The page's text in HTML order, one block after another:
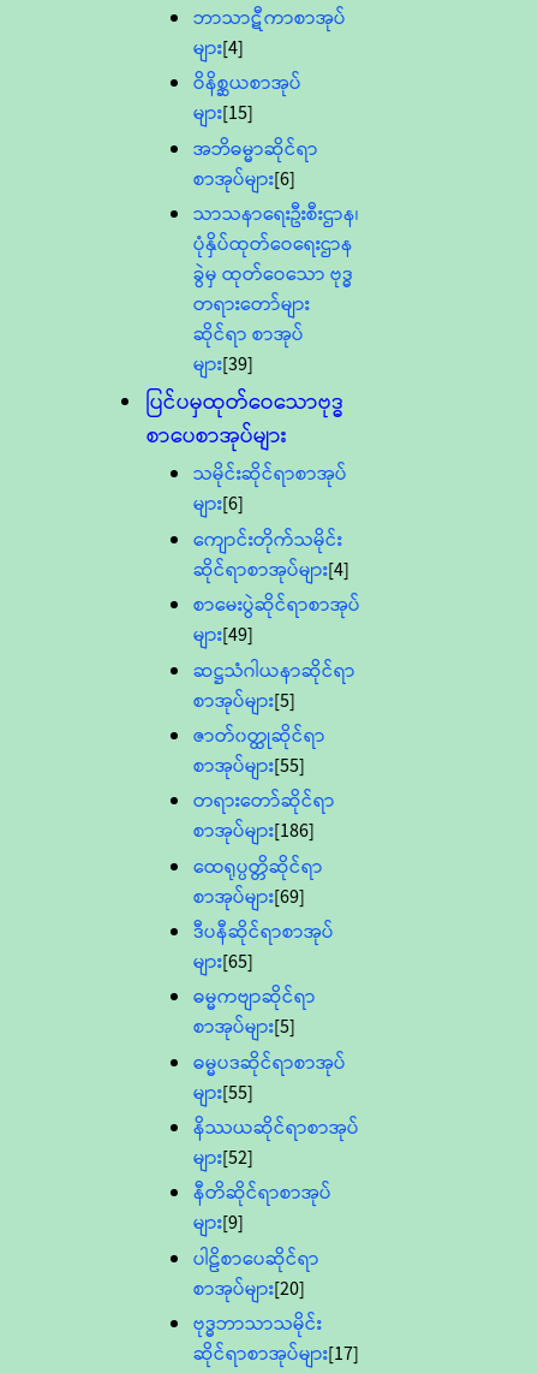
ဘာသာဋီကာစာအုပ်
များ[4]
ဝိနိစ္ဆယစာအုပ်
များ[15]
အဘိဓမ္မာဆိုင်ရာ
စာအုပ်များ[6]
သာသနာရေးဦးစီးဌာန၊
ပုံနှိပ်ထုတ်ဝေရေးဌာန
ခွဲမှ ထုတ်ဝေသော ဗုဒ္ဓ
တရားတော်များ
ဆိုင်ရာ စာအုပ်
များ[39]
ပြင်ပမှထုတ်ဝေသောဗုဒ္ဓ
စာပေစာအုပ်များ
သမိုင်းဆိုင်ရာစာအုပ်
များ[6]
ကျောင်းတိုက်သမိုင်း
ဆိုင်ရာစာအုပ်များ[4]
စာမေးပွဲဆိုင်ရာစာအုပ်
များ[49]
ဆဋ္ဌသံဂါယနာဆိုင်ရာ
စာအုပ်များ[5]
ဇာတ်၀တ္ထုဆိုင်ရာ
စာအုပ်များ[55]
တရားတော်ဆိုင်ရာ
စာအုပ်များ[186]
ထေရုပ္ပတ္တိဆိုင်ရာ
စာအုပ်များ[69]
ဒီပနီဆိုင်ရာစာအုပ်
များ[65]
ဓမ္မကဗျာဆိုင်ရာ
စာအုပ်များ[5]
ဓမ္မပဒဆိုင်ရာစာအုပ်
များ[55]
နိဿယဆိုင်ရာစာအုပ်
များ[52]
နီတိဆိုင်ရာစာအုပ်
များ[9]
ပါဠိစာပေဆိုင်ရာ
စာအုပ်များ[20]
ဗုဒ္ဓဘာသာသမိုင်း
ဆိုင်ရာစာအုပ်များ[17]